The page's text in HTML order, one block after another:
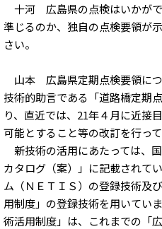
十河 広島県の点検はいかが
準じるのか、独自の点検要領が
さい。
山本 広島県定期点検要領に
技術的助言である「道路橋定期
り、直近では、21年４月に近接
可能とすること等の改訂を行って
新技術の活用にあたっては、
カタログ（案）」に記載されて
ム（ＮＥＴＩＳ）の登録技術及
用制度」の登録技術を用いてい
術活用制度」は、これまでの「